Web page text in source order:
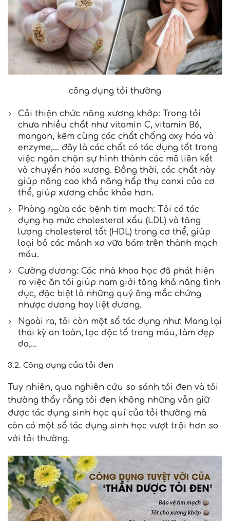
công dụng tỏi thường
Cải thiện chức năng xương khớp: Trong tỏi
chưa nhiều chất như vitamin C, vitamin B6,
mangan, kẽm cùng các chất chống oxy hóa và
enzyme,… đây là các chất có tác dụng tốt trong
việc ngăn chặn sự hình thành các mô liên kết
và chuyển hóa xương. Đồng thời, các chất này
giúp nâng cao khả năng hấp thụ canxi của cơ
thể, giúp xương chắc khỏe hơn.
Phòng ngừa các bệnh tim mạch: Tỏi có tác
dụng hạ mức cholesterol xấu (LDL) và tăng
lượng cholesterol tốt (HDL) trong cơ thể, giúp
loại bỏ các mảnh xơ vữa bám trên thành mạch
máu.
Cường dương: Các nhà khoa học đã phát hiện
ra việc ăn tỏi giúp nam giới tăng khả năng tình
dục, đặc biệt là những quý ông mắc chứng
nhược dương hay liệt dương.
Ngoài ra, tỏi còn một số tác dụng như: Mang lại
thai kỳ an toàn, lọc độc tố trong máu, làm đẹp
da,…
3.2. Công dụng của tỏi đen
Tuy nhiên, qua nghiên cứu so sánh tỏi đen và tỏi
thường thấy rằng tỏi đen không những vẫn giữ
được tác dụng sinh học quí của tỏi thường mà
còn có một số tác dụng sinh học vượt trội hơn so
với tỏi thường.